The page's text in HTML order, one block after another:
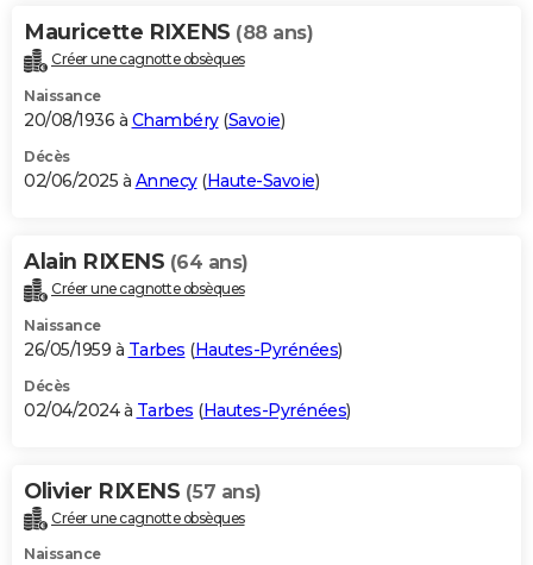
Bricolage
Lifestyle
Culture
Sport
Auto
Television
Voyage
Cinema
Mauricette RIXENS (88 ans)
Créer une cagnotte obsèques
Naissance
20/08/1936 à Chambéry(Savoie)
Décès
02/06/2025 à Annecy(Haute-Savoie)
Alain RIXENS (64 ans)
Créer une cagnotte obsèques
Naissance
26/05/1959 à Tarbes (Hautes-Pyrénées)
Décès
02/04/2024 à Tarbes (Hautes-Pyrénées)
Olivier RIXENS (57 ans)
Créer une cagnotte obsèques
Naissance